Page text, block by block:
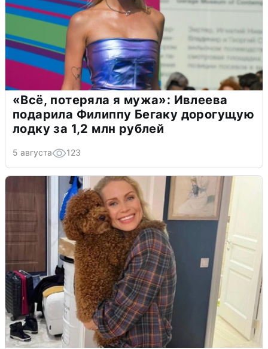
«Всё, потеряла я мужа»: Ивлеева
подарила Филиппу Бегаку дорогущую
лодку за 1,2 млн рублей
5 августа 123